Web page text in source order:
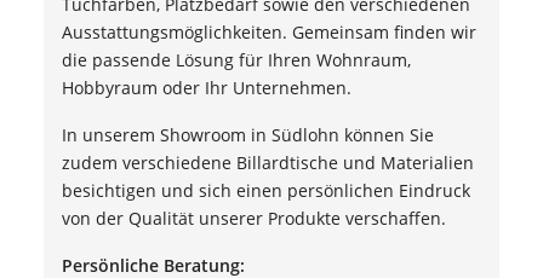
Ausstattungsmöglichkeiten. Gemeinsam finden wir
die passende Lösung für Ihren Wohnraum,
Hobbyraum oder Ihr Unternehmen.
In unserem Showroom in Südlohn können Sie
zudem verschiedene Billardtische und Materialien
besichtigen und sich einen persönlichen Eindruck
von der Qualität unserer Produkte verschaffen.
Persönliche Beratung: